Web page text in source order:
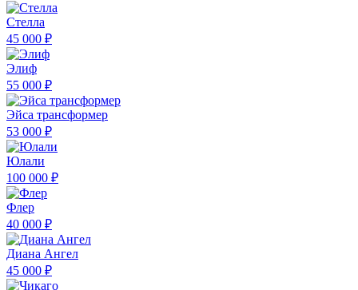
Стелла
45 000 ₽
Элиф
55 000 ₽
Эйса трансформер
53 000 ₽
Юлали
100 000 ₽
Флер
40 000 ₽
Диана Ангел
45 000 ₽